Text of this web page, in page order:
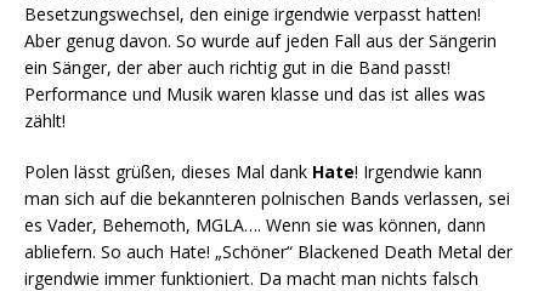
Besetzungswechsel, den einige irgendwie verpasst hatten!
Aber genug davon. So wurde auf jeden Fall aus der Sängerin
ein Sänger, der aber auch richtig gut in die Band passt!
Performance und Musik waren klasse und das ist alles was
zählt!
Polen lässt grüßen, dieses Mal dank Hate! Irgendwie kann
man sich auf die bekannteren polnischen Bands verlassen, sei
es Vader, Behemoth, MGLA…. Wenn sie was können, dann
abliefern. So auch Hate! „Schöner“ Blackened Death Metal der
irgendwie immer funktioniert. Da macht man nichts falsch